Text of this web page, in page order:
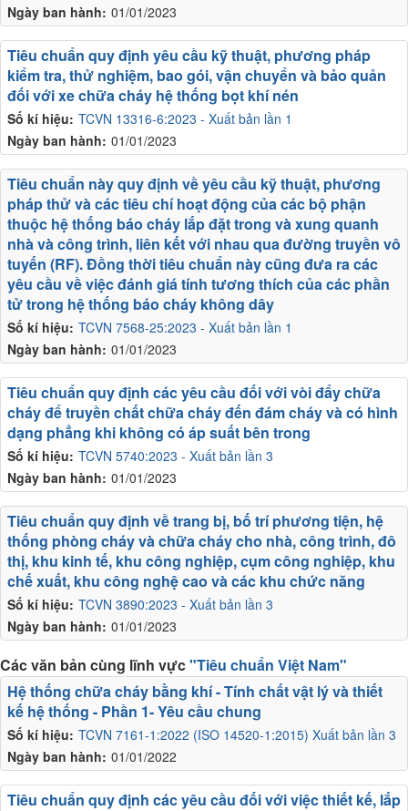
Ngày ban hành: 01/01/2023
Số kí hiệu: TCVN 13316-6:2023 - Xuất bản lần 1
Ngày ban hành: 01/01/2023
Tiêu chuẩn quy định yêu cầu kỹ thuật, phương pháp
kiểm tra, thử nghiệm, bao gói, vận chuyển và bảo quản
đối với xe chữa cháy hệ thống bọt khí nén
Số kí hiệu: TCVN 7568-25:2023 - Xuất bản lần 1
Ngày ban hành: 01/01/2023
Tiêu chuẩn này quy định về yêu cầu kỹ thuật, phương
pháp thử và các tiêu chí hoạt động của các bộ phận
thuộc hệ thống báo cháy lắp đặt trong và xung quanh
nhà và công trình, liên kết với nhau qua đường truyền vô
tuyến (RF). Đồng thời tiêu chuẩn này cũng đưa ra các
yêu cầu về việc đánh giá tính tương thích của các phần
tử trong hệ thống báo cháy không dây
Số kí hiệu: TCVN 5740:2023 - Xuất bản lần 3
Ngày ban hành: 01/01/2023
Tiêu chuẩn quy định các yêu cầu đối với vòi đẩy chữa
cháy để truyền chất chữa cháy đến đám cháy và có hình
dạng phẳng khi không có áp suất bên trong
Số kí hiệu: TCVN 3890:2023 - Xuất bản lần 3
Ngày ban hành: 01/01/2023
Tiêu chuẩn quy định về trang bị, bố trí phương tiện, hệ
thống phòng cháy và chữa cháy cho nhà, công trình, đô
thị, khu kinh tế, khu công nghiệp, cụm công nghiệp, khu
chế xuất, khu công nghệ cao và các khu chức năng
Các văn bản cùng lĩnh vực"Tiêu chuẩn Việt Nam"
Số kí hiệu: TCVN 7161-1:2022 (ISO 14520-1:2015) Xuất bản lần 3
Ngày ban hành: 01/01/2022
Hệ thống chữa cháy bằng khí - Tính chất vật lý và thiết
kế hệ thống - Phần 1- Yêu cầu chung
Tiêu chuẩn quy định các yêu cầu đối với việc thiết kế, lắp